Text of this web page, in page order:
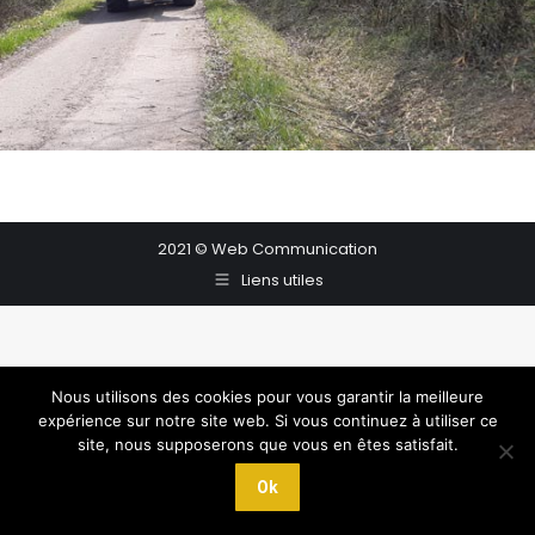
2021 © Web Communication
Liens utiles
Nous utilisons des cookies pour vous garantir la meilleure
expérience sur notre site web. Si vous continuez à utiliser ce
site, nous supposerons que vous en êtes satisfait.
Ok